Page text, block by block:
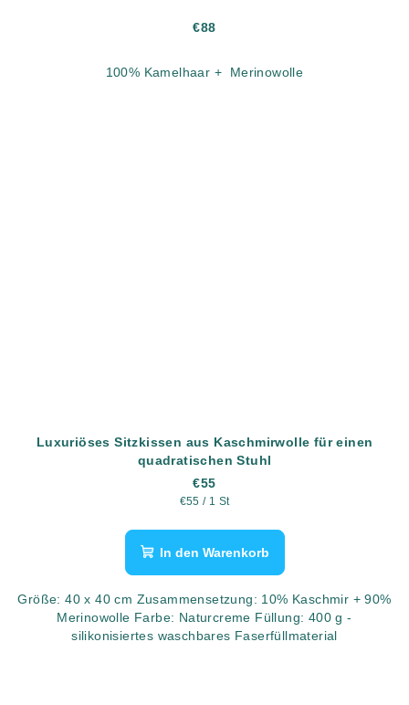
€88
100% Kamelhaar + Merinowolle
Luxuriöses Sitzkissen aus Kaschmirwolle für einen
quadratischen Stuhl
€55
Verkaufspreis:
€55 / 1 St
In den Warenkorb
Größe: 40 x 40 cm Zusammensetzung: 10% Kaschmir + 90%
Merinowolle Farbe: Naturcreme Füllung: 400 g -
silikonisiertes waschbares Faserfüllmaterial